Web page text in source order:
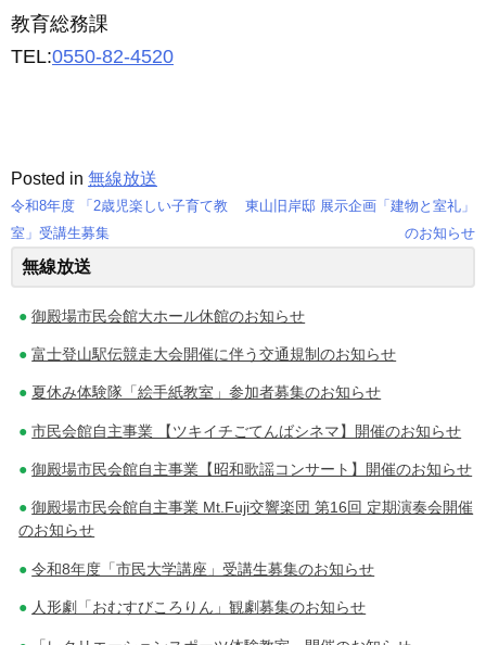
教育総務課
TEL:0550-82-4520
Posted in 無線放送
投
稿
ナ
ビ
ゲ
ー
シ
ョ
令和8年度 「2歳児楽しい子育て教
室」受講生募集
東山旧岸邸 展示企画「建物と室礼」
のお知らせ
無線放送
御殿場市民会館大ホール休館のお知らせ
富士登山駅伝競走大会開催に伴う交通規制のお知らせ
夏休み体験隊「絵手紙教室」参加者募集のお知らせ
市民会館自主事業 【ツキイチごてんばシネマ】開催のお知らせ
御殿場市民会館自主事業【昭和歌謡コンサート】開催のお知らせ
御殿場市民会館自主事業 Mt.Fuji交響楽団 第16回 定期演奏会開催
のお知らせ
令和8年度「市民大学講座」受講生募集のお知らせ
人形劇「おむすびころりん」観劇募集のお知らせ